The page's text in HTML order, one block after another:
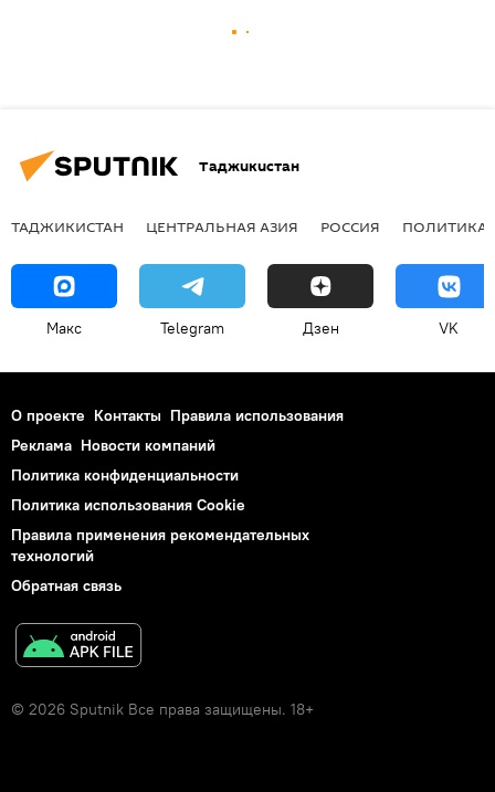
Таджикистан
ТАДЖИКИСТАН ЦЕНТРАЛЬНАЯ АЗИЯ РОССИЯ ПОЛИТИКА
Макс Telegram Дзен VK
О проекте Контакты Правила использования
Реклама Новости компаний
Политика конфиденциальности
Политика использования Cookie
Правила применения рекомендательных
технологий
Обратная связь
© 2026 Sputnik Все права защищены. 18+